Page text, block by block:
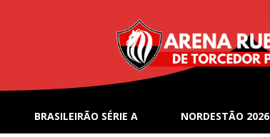
BRASILEIRÃO SÉRIE A NORDESTÃO 2026